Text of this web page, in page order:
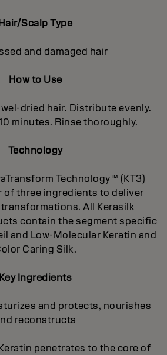
Scalp Type
and damaged hair
How to Use
dried hair. Distribute evenly.
minutes. Rinse thoroughly.
Technology
Technology™ (KT3)
of three ingredients to deliver
All Kerasilk
contain the segment specific
and Low-Molecular Keratin and
Caring Silk.
Key Ingredients
and protects, nourishes
reconstructs
penetrates to the core of